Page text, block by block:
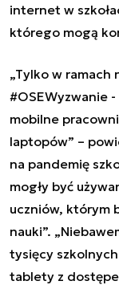
internet w
którego mogą
„Tylko w ramach
#OSEWyzwanie -
mobilne
laptopów” –
na pandemię
mogły być
uczniów, którym
nauki”. „
tysięcy
tablety z